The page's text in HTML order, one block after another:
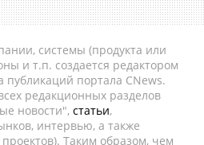
системы (продукта или
и т.п. создается редактором
публикаций портала CNews.
редакционных разделов
новости", статьи,
интервью, а также
Таким образом, чем